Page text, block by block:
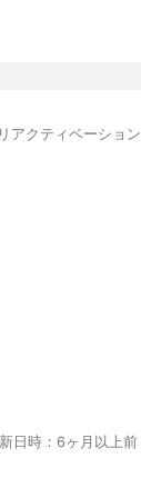
アクティベーショ
日時：6ヶ月以上前